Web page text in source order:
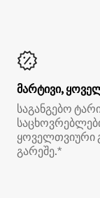
მარტივი,
საგანგებო
ყოველთვიური
გარეშე.*